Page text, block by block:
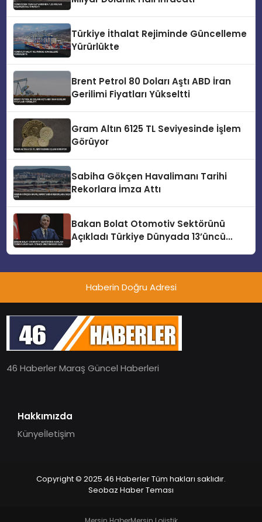
Türkiye İthalat Rejiminde Güncelleme
Yürürlükte
Brent Petrol 80 Doları Aştı ABD İran
Gerilimi Fiyatları Yükseltti
Gram Altın 6125 TL Seviyesinde İşlem
Görüyor
Sabiha Gökçen Havalimanı Tarihi
Rekorlara İmza Attı
Bakan Bolat Otomotiv Sektörünü
Açıkladı Türkiye Dünyada 13’üncü
Haberin Doğru Adresi
46 Haberler Maraş Güncel Haberleri
Hakkımızda
Künyeİletişim
Copyright © 2025 46 Haberler Tüm hakları saklıdır.
Seobaz Haber Teması